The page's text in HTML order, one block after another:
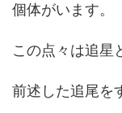
個体がいます。
この点々は追星
前述した追尾を